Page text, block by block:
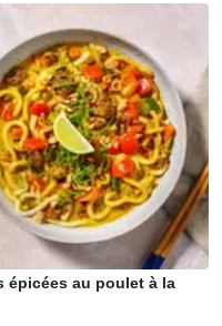
épicées au poulet à la